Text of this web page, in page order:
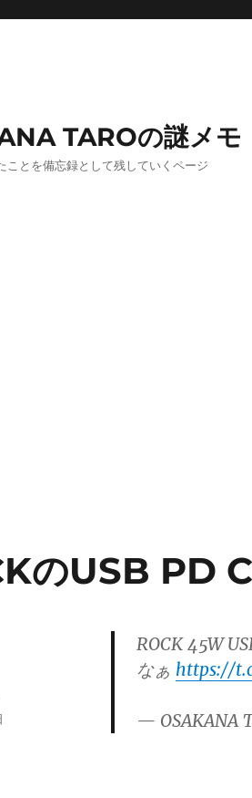
TAROの謎メモ
とを備忘録として残していくページ
のUSB PD
ROCK 45W
なぁ https://
— OSAKANA